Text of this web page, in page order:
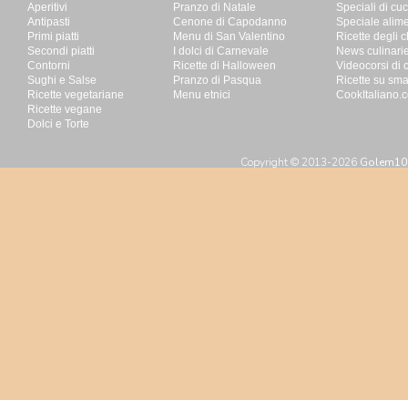
Aperitivi
Antipasti
Primi piatti
Secondi piatti
Contorni
Sughi e Salse
Ricette vegetariane
Ricette vegane
Dolci e Torte
Pranzo di Natale
Cenone di Capodanno
Menu di San Valentino
I dolci di Carnevale
Ricette di Halloween
Pranzo di Pasqua
Menu etnici
Speciali di
Speciale
Ricette degli
News
Videocorsi di
Ricette su
Copyright © 2013-2026